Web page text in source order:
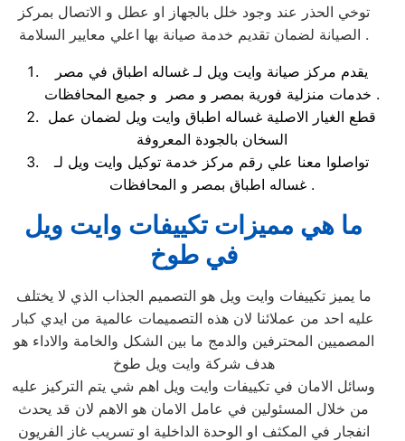
توخي الحذر عند وجود خلل بالجهاز او عطل و الاتصال بمركز
الصيانة لضمان تقديم خدمة صيانة بها اعلي معايير السلامة .
يقدم مركز صيانة وايت ويل لـ غساله اطباق في مصر
خدمات منزلية فورية بمصر و مصر و جميع المحافظات .
قطع الغيار الاصلية غساله اطباق وايت ويل لضمان عمل
السخان بالجودة المعروفة
تواصلوا معنا علي رقم مركز خدمة توكيل وايت ويل لـ
غساله اطباق بمصر و المحافظات .
ما هي مميزات تكييفات وايت ويل
في طوخ
ما يميز تكييفات وايت ويل هو التصميم الجذاب الذي لا يختلف
عليه احد من عملائنا لان هذه التصميمات عالمية من ايدي كبار
المصميين المحترفين والدمج ما بين الشكل والخامة والاداء هو
هدف شركة وايت ويل طوخ
وسائل الامان في تكييفات وايت ويل اهم شي يتم التركيز عليه
من خلال المسئولين في عامل الامان هو الاهم لان قد يحدث
انفجار في المكثف او الوحدة الداخلية او تسريب غاز الفريون